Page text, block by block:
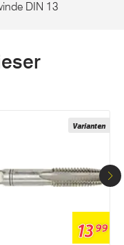
DIN 13
Varianten
1399